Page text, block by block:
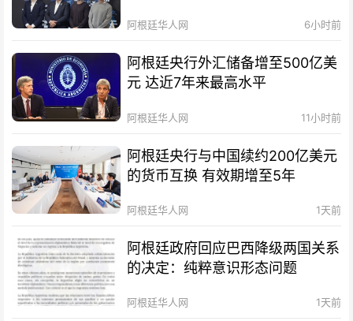
阿根廷华人网 6小时前
阿根廷央行外汇储备增至500亿美
元 达近7年来最高水平
阿根廷华人网 11小时前
阿根廷央行与中国续约200亿美元
的货币互换 有效期增至5年
阿根廷华人网 1天前
阿根廷政府回应巴西降级两国关系
的决定：纯粹意识形态问题
阿根廷华人网 1天前